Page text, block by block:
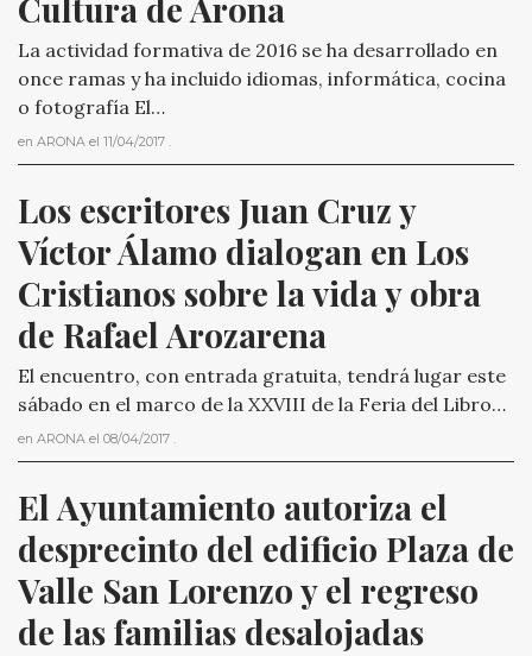
Cultura de Arona
La actividad formativa de 2016 se ha desarrollado en
once ramas y ha incluido idiomas, informática, cocina
o fotografía El…
en ARONA el 11/04/2017 .
Los escritores Juan Cruz y
Víctor Álamo dialogan en Los
Cristianos sobre la vida y obra
de Rafael Arozarena
El encuentro, con entrada gratuita, tendrá lugar este
sábado en el marco de la XXVIII de la Feria del Libro…
en ARONA el 08/04/2017 .
El Ayuntamiento autoriza el
desprecinto del edificio Plaza de
Valle San Lorenzo y el regreso
de las familias desalojadas